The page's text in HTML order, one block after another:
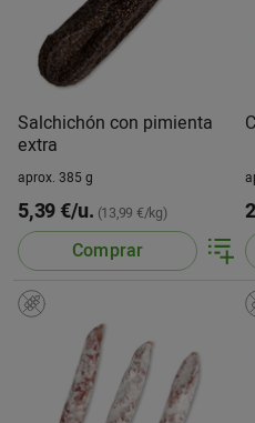
Salchichón con pimienta
extra
aprox. 385 g
5,39 €/u. (13,99 €/kg)
Comprar